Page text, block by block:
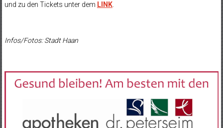
und zu den Tickets unter dem LINK.
Infos/Fotos: Stadt Haan